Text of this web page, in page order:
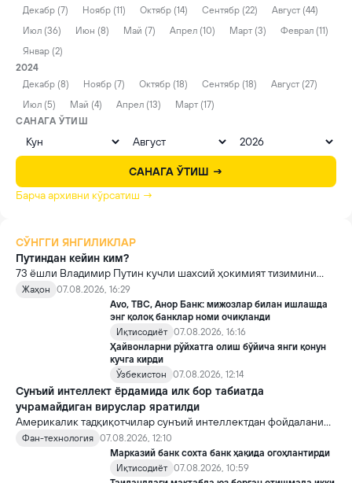
Декабр (7)
Ноябр (11) Октябр (14) Сентябр (22)
Август (44)
Июл (36)
Июн (8) Май (7) Апрел (10) Март (3)
Феврал (11)
Январ (2)
2024
Декабр (8)
Ноябр (7) Октябр (18) Сентябр (18)
Август (27)
Июл (5)
Май (4) Апрел (13)
Март (17)
САНАГА ЎТИШ
САНАГА ЎТИШ →
Барча архивни кўрсатиш →
СЎНГГИ ЯНГИЛИКЛАР
Путиндан кейин ким?
73 ёшли Владимир Путин кучли шахсий ҳокимият тизимини
яратди, аммо ундан кейин ким келиши ва ҳокимиятни
топшириш механизми ҳали ноаниқ. Таҳлилчилар фикрича, бу
Кремлда ворислик жангига олиб келиши мумкин.
Жаҳон
07.08.2026, 16:29
Avo, TBC, Анор Банк: мижозлар билан ишлашда
энг қолоқ банклар номи очиқланди
Иқтисодиёт 07.08.2026, 16:16
Ҳайвонларни рўйхатга олиш бўйича янги қонун
кучга кирди
Ўзбекистон
07.08.2026, 12:14
Сунъий интеллект ёрдамида илк бор табиатда
учрамайдиган вируслар яратилди
Америкалик тадқиқотчилар сунъий интеллектдан фойдаланиб
16 та вирус яратди. Бу кашфиёт янги ютуқларга умид уйғотиш
билан бирга, ундан нотўғри мақсадда фойдаланиш борасидаги
хавотирларни ҳам кучайтирмоқда.
Фан-технология 07.08.2026, 12:10
Марказий банк сохта банк ҳақида огоҳлантирди
Иқтисодиёт 07.08.2026, 10:59